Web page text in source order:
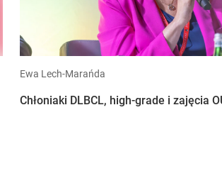
Ewa Lech-Marańda
Chłoniaki DLBCL, high-grade i zajęcia